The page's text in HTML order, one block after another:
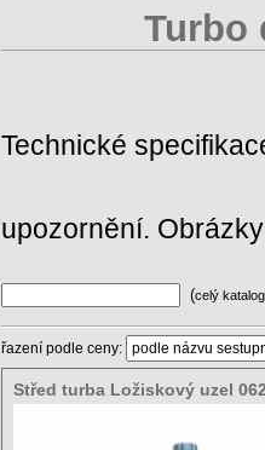
Turbo
Technické
upozornění.
(celý katalog
řazení podle ceny:
Střed turba Ložiskový uzel